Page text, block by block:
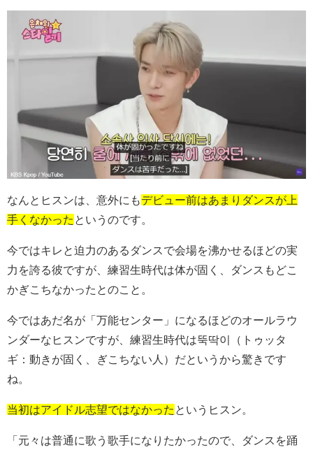
なんとヒスンは、意外にもデビュー前はあまりダンスが上
手くなかった というのです。
今ではキレと迫力のあるダンスで会場を沸かせるほどの実
力を誇る彼ですが、練習生時代は体が固く、ダンスもどこ
かぎこちなかったとのこと。
今ではあだ名が「万能センター」になるほどのオールラウ
ンダーなヒスンですが、練習生時代は뚝딱이（トゥッタ
ギ：動きが固く、ぎこちない人）だというから驚きです
ね。
当初はアイドル志望ではなかった というヒスン。
「元々は普通に歌う歌手になりたかったので、ダンスを踊